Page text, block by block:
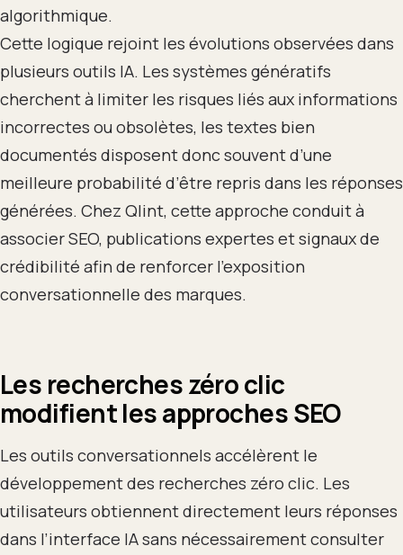
algorithmique.
Cette logique rejoint les évolutions observées dans
plusieurs outils IA. Les systèmes génératifs
cherchent à limiter les risques liés aux informations
incorrectes ou obsolètes, les textes bien
documentés disposent donc souvent d’une
meilleure probabilité d’être repris dans les réponses
générées. Chez Qlint, cette approche conduit à
associer SEO, publications expertes et signaux de
crédibilité afin de renforcer l’exposition
conversationnelle des marques.
Les recherches zéro clic
modifient les approches SEO
Les outils conversationnels accélèrent le
développement des recherches zéro clic. Les
utilisateurs obtiennent directement leurs réponses
dans l’interface IA sans nécessairement consulter